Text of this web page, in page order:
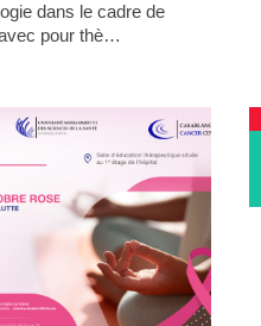
dans le cadre de
pour thè…